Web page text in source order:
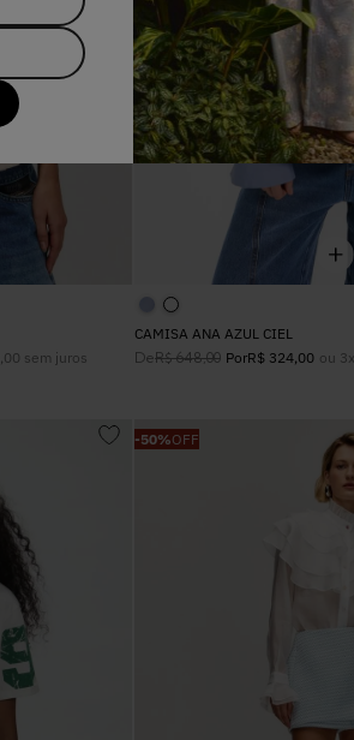
00 sem juros
CAMISA ANA AZUL CIEL
DeR$ 648,00 PorR$ 324,00 ou 3x
-50%OFF